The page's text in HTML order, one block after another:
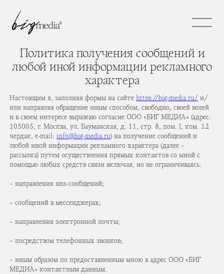
Политика получения сообщений и
любой иной информации рекламного
характера
Настоящим я, заполняя формы на сайтеhttps://big-media.ru/ и/
или направляя обращение иным способом, свободно, своей волей
и в своем интересе выражаю согласие ООО «БИГ МЕДИА» (адрес:
105005, г. Москва, ул. Бауманская, д. 11, стр. 8, пом. I, ком. 12
чердак, e-mail:info@big-media.ru) на получение сообщений и
любой иной информации рекламного характера (далее –
рассылка) путем осуществления прямых контактов со мной с
помощью любых средств связи включая, но не ограничиваясь:
– направления sms-сообщений;
– сообщений в мессенджерах;
– направления электронной почты;
– посредством телефонных звонков;
– иным образом по предоставленным мною в адрес ООО «БИГ
МЕДИА» контактным данным.